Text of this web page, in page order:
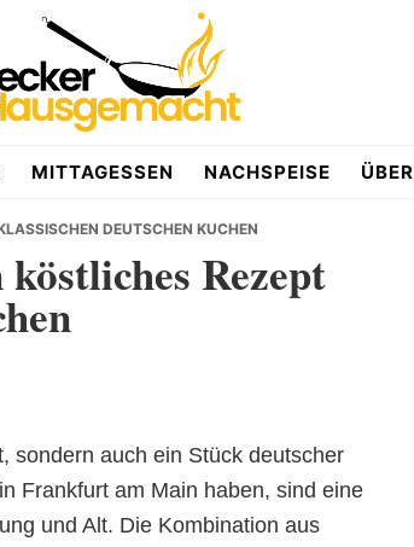
MITTAGESSEN NACHSPEISE ÜBER
DEUTSCHEN KUCHEN
Rezept
sondern auch ein Stück deutscher
Frankfurt am Main haben, sind eine
und Alt. Die Kombination aus